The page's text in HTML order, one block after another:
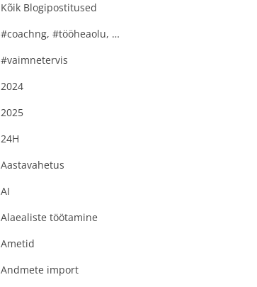
Kõik Blogipostitused
#coachng, #tööheaolu, #kaireparve
#vaimnetervis
2024
2025
24H
Aastavahetus
AI
Alaealiste töötamine
Ametid
Andmete import